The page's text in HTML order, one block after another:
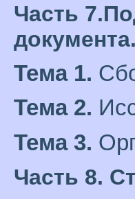
Часть
Тема 1.
Тема 2.
Тема 3.
Часть 8.